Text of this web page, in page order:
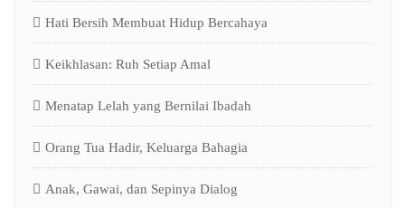
Hati Bersih Membuat Hidup Bercahaya
Keikhlasan: Ruh Setiap Amal
Menatap Lelah yang Bernilai Ibadah
Orang Tua Hadir, Keluarga Bahagia
Anak, Gawai, dan Sepinya Dialog